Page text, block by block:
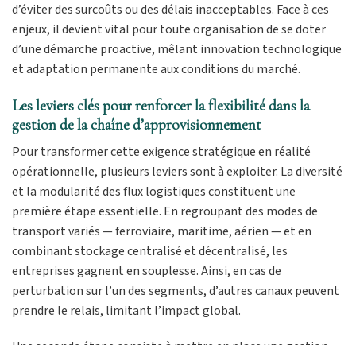
d’éviter des surcoûts ou des délais inacceptables. Face à ces
enjeux, il devient vital pour toute organisation de se doter
d’une démarche proactive, mêlant innovation technologique
et adaptation permanente aux conditions du marché.
Les leviers clés pour renforcer la flexibilité dans la
gestion de la chaîne d’approvisionnement
Pour transformer cette exigence stratégique en réalité
opérationnelle, plusieurs leviers sont à exploiter. La diversité
et la modularité des flux logistiques constituent une
première étape essentielle. En regroupant des modes de
transport variés — ferroviaire, maritime, aérien — et en
combinant stockage centralisé et décentralisé, les
entreprises gagnent en souplesse. Ainsi, en cas de
perturbation sur l’un des segments, d’autres canaux peuvent
prendre le relais, limitant l’impact global.